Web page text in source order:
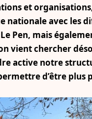
et
nationale avec les
Pen, mais
vient chercher
active notre
d’être plus